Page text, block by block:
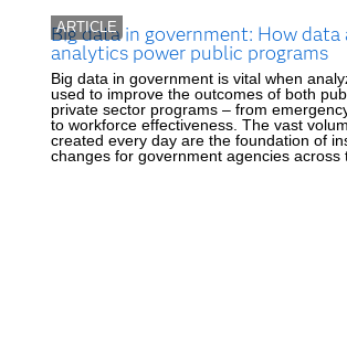
ARTICLE
Big data in government: How data
analytics power public programs
Big data in government is vital when
used to improve the outcomes of both
private sector programs – from
to workforce effectiveness. The vast
created every day are the foundation of
changes for government agencies across